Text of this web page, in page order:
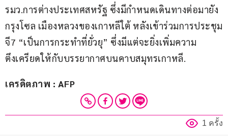
รมว.การต่างประเทศสหรัฐ ซึ่งมีกำหนดเดินทางต่อมายัง
กรุงโซล เมืองหลวงของเกาหลีใต้ หลังเข้าร่วมการประชุม
จี7 “เป็นการกระทำที่ยั่วยุ” ซึ่งมีแต่จะยิ่งเพิ่มความ
ตึงเครียดให้กับบรรยากาศบนคาบสมุทรเกาหลี.
เครดิตภาพ : AFP
1 ครั้ง